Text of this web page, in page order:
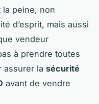
peine, non
d’esprit, mais aussi
vendeur
à prendre toutes
assurer la sécurité
avant de vendre